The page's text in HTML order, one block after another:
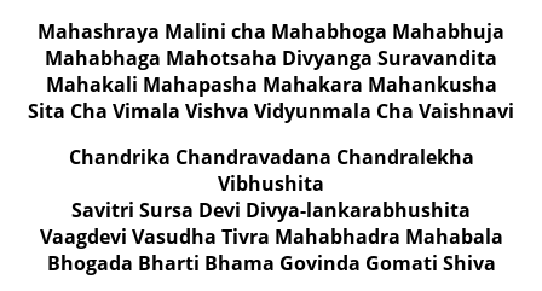
Mahashraya Malini cha Mahabhoga Mahabhuja
Mahabhaga Mahotsaha Divyanga Suravandita
Mahakali Mahapasha Mahakara Mahankusha
Sita Cha Vimala Vishva Vidyunmala Cha Vaishnavi
Chandrika Chandravadana Chandralekha
Vibhushita
Savitri Sursa Devi Divya-lankarabhushita
Vaagdevi Vasudha Tivra Mahabhadra Mahabala
Bhogada Bharti Bhama Govinda Gomati Shiva